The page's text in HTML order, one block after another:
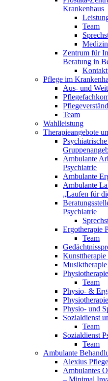
Krankenhaus
Team
Zentrum für
Beratung in
Kontakt
Pflege im
Aus- und
Team
Wahlleistung
Therapieangebote
Ambulante
Psychiatrie
Ambulante
Ambulante
„Laufen für
Psychiatrie
Ergotherapie
Team
Kunsttherapie
Team
Physio- &
Physio- und
Sozialdienst
Team
Sozialdienst
Team
Ambulante
Alexius
Ambulantes
– Minimal